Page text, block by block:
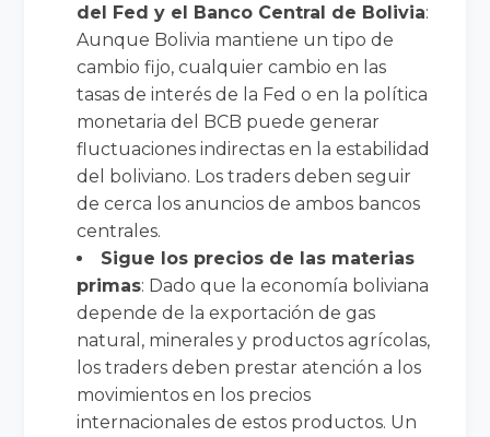
del Fed y el Banco Central de Bolivia:
Aunque Bolivia mantiene un tipo de
cambio fijo, cualquier cambio en las
tasas de interés de la Fed o en la política
monetaria del BCB puede generar
fluctuaciones indirectas en la estabilidad
del boliviano. Los traders deben seguir
de cerca los anuncios de ambos bancos
centrales.
Sigue los precios de las materias
primas: Dado que la economía boliviana
depende de la exportación de gas
natural, minerales y productos agrícolas,
los traders deben prestar atención a los
movimientos en los precios
internacionales de estos productos. Un